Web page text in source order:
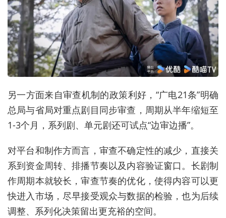
另一方面来自审查机制的政策利好，“广电21条”明确
总局与省局对重点剧目同步审查，周期从半年缩短至
1-3个月，系列剧、单元剧还可试点“边审边播”。
对平台和制作方而言，审查不确定性的减少，直接关
系到资金周转、排播节奏以及内容验证窗口。长剧制
作周期本就较长，审查节奏的优化，使得内容可以更
快进入市场，尽早接受观众与数据的检验，也为后续
调整、系列化决策留出更充裕的空间。